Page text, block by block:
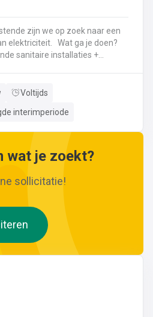
aanbrengen.Werken met
zijn we op zoek naar een
Wat ga je doen?
sanitaire installaties +
herstellingen gaan
even door! Indien je nog vragen
Voltijds
interimperiode
wat je zoekt?
sollicitatie!